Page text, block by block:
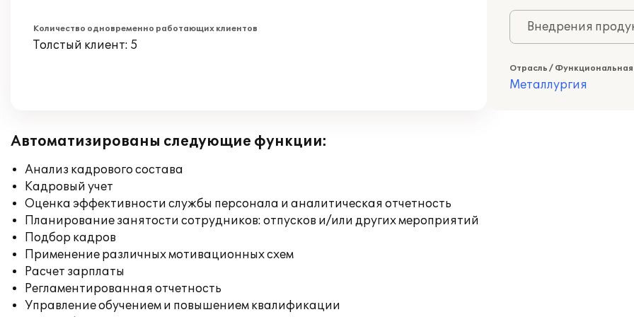
Количество одновременно работающих клиентов
Толстый клиент: 5
Внедрения
Отрасль /
Металлургия
Автоматизированы следующие функции:
Анализ кадрового состава
Кадровый учет
Оценка эффективности службы персонала и аналитическая отчетность
Планирование занятости сотрудников: отпусков и/или других мероприятий
Подбор кадров
Применение различных мотивационных схем
Расчет зарплаты
Регламентированная отчетность
Управление обучением и повышением квалификации